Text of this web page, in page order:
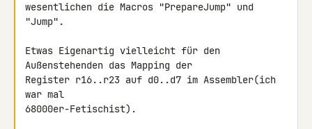
wesentlichen die Macros "PrepareJump" und
"Jump".
Etwas Eigenartig vielleicht für den
Außenstehenden das Mapping der
Register r16..r23 auf d0..d7 im Assembler(ich
war mal
68000er-Fetischist).